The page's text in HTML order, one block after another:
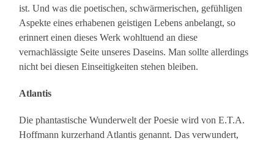
ist. Und was die poetischen, schwärmerischen, gefühligen
Aspekte eines erhabenen geistigen Lebens anbelangt, so
erinnert einen dieses Werk wohltuend an diese
vernachlässigte Seite unseres Daseins. Man sollte allerdings
nicht bei diesen Einseitigkeiten stehen bleiben.
Atlantis
Die phantastische Wunderwelt der Poesie wird von E.T.A.
Hoffmann kurzerhand Atlantis genannt. Das verwundert,